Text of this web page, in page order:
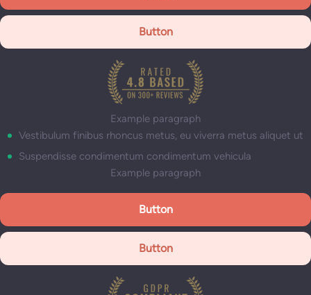
Button
Example paragraph
Vestibulum finibus rhoncus metus, eu viverra metus aliquet ut
Suspendisse condimentum condimentum vehicula
Example paragraph
Button
Button